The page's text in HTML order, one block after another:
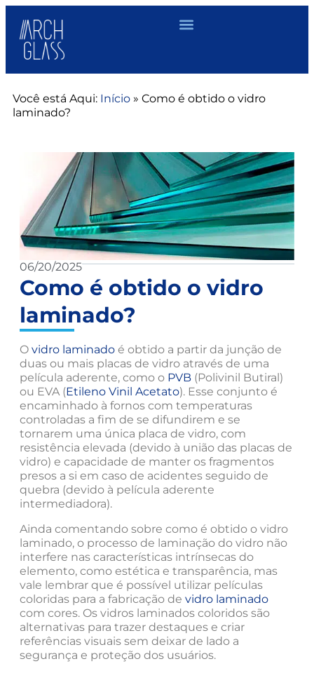
Você está Aqui: Início » Como é obtido o vidro
laminado?
06/20/2025
Como é obtido o vidro
laminado?
O vidro laminado é obtido a partir da junção de
duas ou mais placas de vidro através de uma
película aderente, como o PVB (Polivinil Butiral)
ou EVA (Etileno Vinil Acetato). Esse conjunto é
encaminhado à fornos com temperaturas
controladas a fim de se difundirem e se
tornarem uma única placa de vidro, com
resistência elevada (devido à união das placas de
vidro) e capacidade de manter os fragmentos
presos a si em caso de acidentes seguido de
quebra (devido à película aderente
intermediadora).
Ainda comentando sobre como é obtido o vidro
laminado, o processo de laminação do vidro não
interfere nas características intrínsecas do
elemento, como estética e transparência, mas
vale lembrar que é possível utilizar películas
coloridas para a fabricação de vidro laminado
com cores. Os vidros laminados coloridos são
alternativas para trazer destaques e criar
referências visuais sem deixar de lado a
segurança e proteção dos usuários.